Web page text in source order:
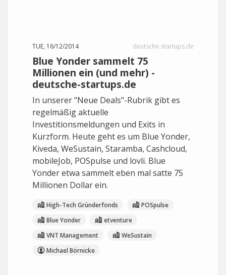
TUE, 16/12/2014 deutsche-startups.de
Blue Yonder sammelt 75
Millionen ein (und mehr) -
deutsche-startups.de
In unserer "Neue Deals"-Rubrik gibt es
regelmäßig aktuelle
Investitionsmeldungen und Exits in
Kurzform. Heute geht es um Blue Yonder,
Kiveda, WeSustain, Staramba, Cashcloud,
mobileJob, POSpulse und lovli. Blue
Yonder etwa sammelt eben mal satte 75
Millionen Dollar ein.
High-Tech Gründerfonds
POSpulse
Blue Yonder
etventure
VNT Management
WeSustain
Michael Börnicke